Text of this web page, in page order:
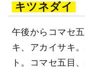
キツネダイ
午後からコマセ
キ、アカイサキ
ト。コマセ五目